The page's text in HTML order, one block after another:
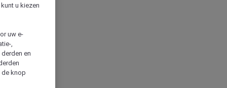
u kiezen
uw e-
,
en
de knop